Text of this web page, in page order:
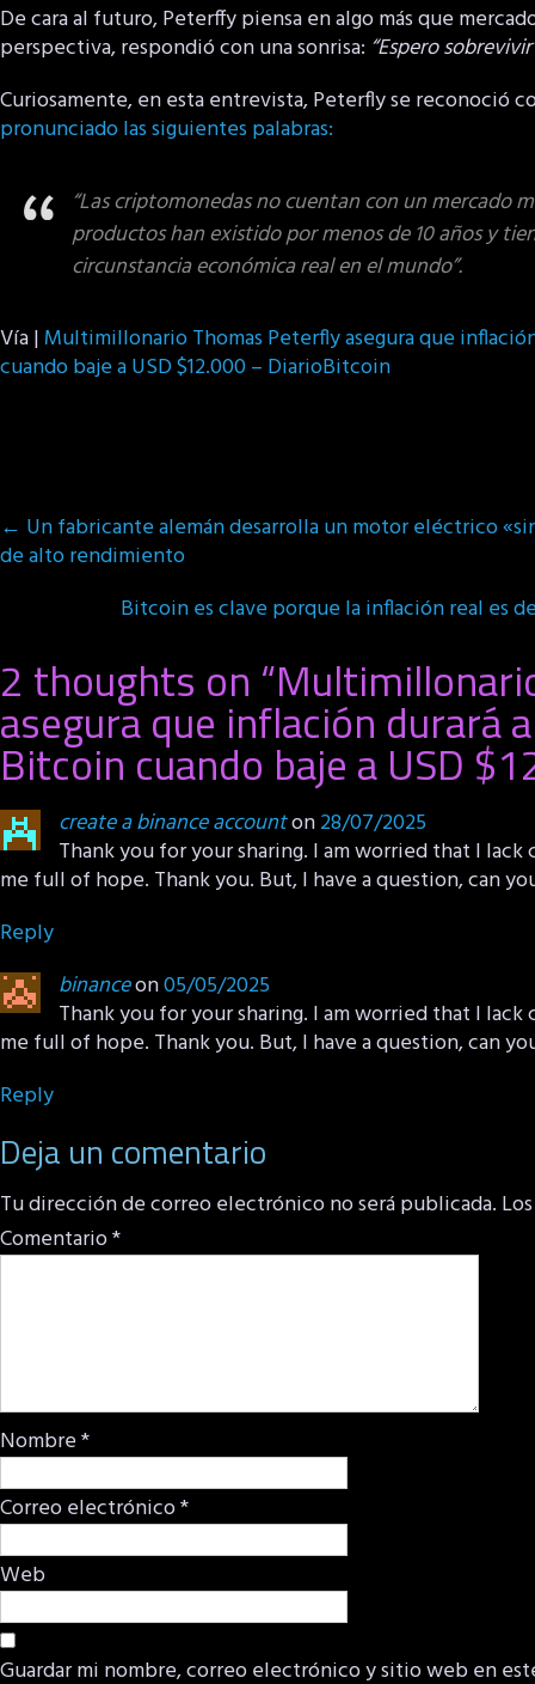
De cara al futuro, Peterffy piensa en algo más que
perspectiva, respondió con una sonrisa: “Espero
Curiosamente, en esta entrevista, Peterfly se reconoció
pronunciado las siguientes palabras:
“Las criptomonedas no cuentan con un mercado
productos han existido por menos de 10 años y
circunstancia económica real en el mundo”.
Vía |Multimillonario Thomas Peterfly asegura que
cuando baje a USD $12.000 – DiarioBitcoin
Post
navigation
← Un fabricante alemán desarrolla un motor eléctrico
de alto rendimiento
Bitcoin es clave porque la inflación real es
2 thoughts on “
asegura que inflación durará
Bitcoin cuando baje a USD
create a binance accounton28/07/2025
Thank you for your sharing. I am worried that I
me full of hope. Thank you. But, I have a question, can
Reply
binanceon05/05/2025
Thank you for your sharing. I am worried that I
me full of hope. Thank you. But, I have a question, can
Reply
Deja un comentario
Tu dirección de correo electrónico no será publicada.
Comentario*
Nombre*
Correo electrónico*
Web
Guardar mi nombre, correo electrónico y sitio web en